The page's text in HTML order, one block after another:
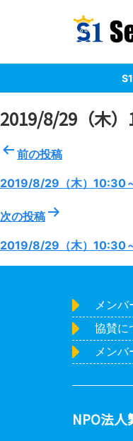
2019/8/29（木
投
ナ
ゲ
ー
シ
ョ
前の投稿
2019/8/29（木）10:30
次の投稿
2019/8/29（木）10:30
メン
協賛
メン
NPO法人